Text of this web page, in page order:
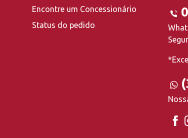
Encontre um Concessionário
Status do pedido